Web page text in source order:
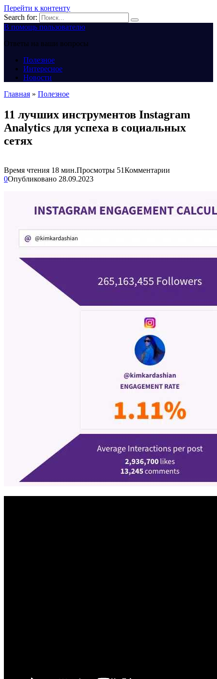
Перейти к контенту
Search for:
В помощь пользователю
Ответы на ваши вопросы
Полезное
Интересное
Новости
Главная » Полезное
11 лучших инструментов Instagram
Analytics для успеха в социальных
сетях
Время чтения 18 мин.Просмотры 51Комментарии
0Опубликовано 28.09.2023